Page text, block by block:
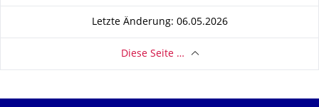
Letzte Änderung: 06.05.2026
Diese Seite …